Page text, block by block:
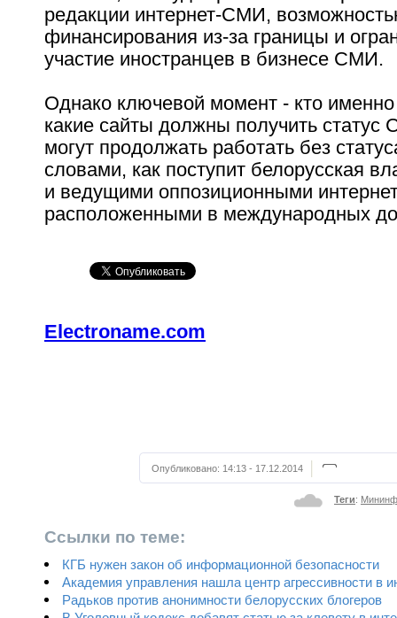
редакции интернет-СМИ,
финансирования из-за границы и
участие иностранцев в бизнесе СМИ.
Однако ключевой момент - кто
какие сайты должны получить статус
могут продолжать работать без
словами, как поступит белорусская
и ведущими оппозиционными
расположенными в международных
Electroname.com
Опубликовано: 14:13 - 17.12.2014
Теги:
Ссылки по теме:
КГБ нужен закон об информационной безопасности
Академия управления нашла центр агрессивности в
Радьков против анонимности белорусских блогеров